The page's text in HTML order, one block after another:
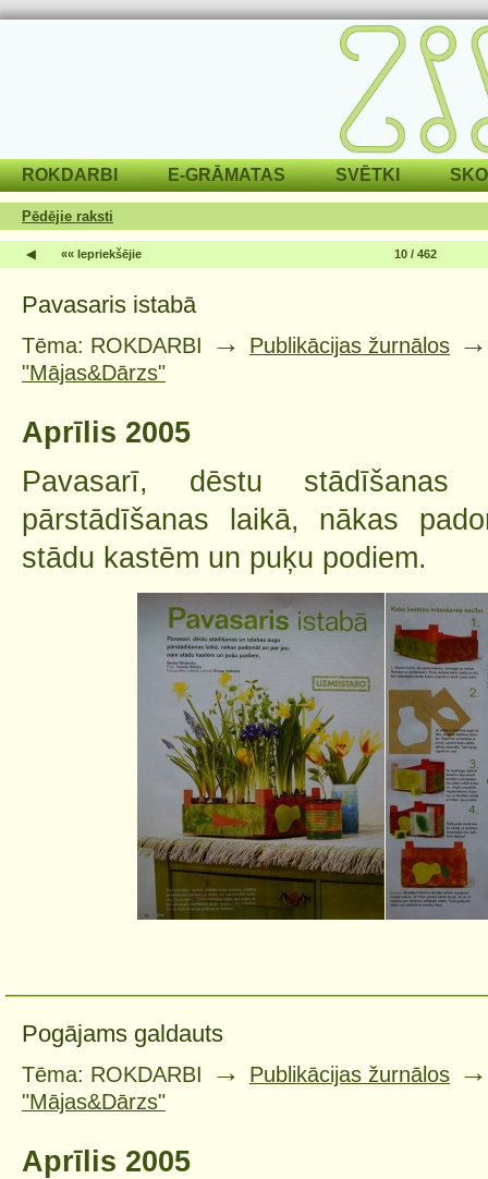
ROKDARBI E-GRĀMATAS SVĒTKI
Pēdējie raksti
◀ «« Iepriekšējie 10 / 462
Pavasaris istabā
Tēma: ROKDARBI → Publikācijas žurnālos
"Mājas&Dārzs"
Aprīlis 2005
Pavasarī, dēstu
pārstādīšanas laikā, nākas
stādu kastēm un puķu podiem.
Pogājams galdauts
Tēma: ROKDARBI → Publikācijas žurnālos
"Mājas&Dārzs"
Aprīlis 2005